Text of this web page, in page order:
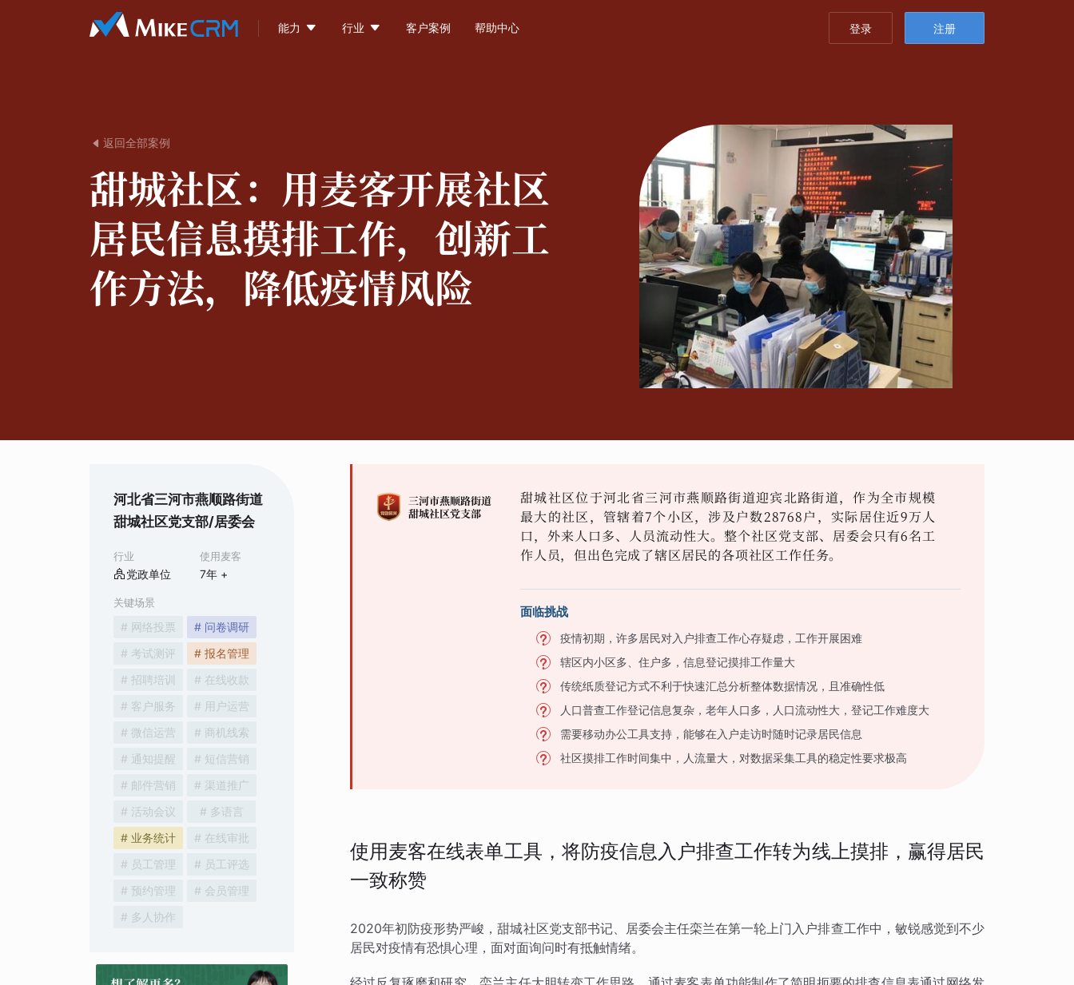
能力  行业  客户案例 帮助中心 登录 注册
 返回全部案例
甜城社区： 用麦客开展社区
居民信息摸排工作，创新工
作方法，降低疫情风险
河北省三河市燕顺路街道
甜城社区党支部/居委会
行业
党政单位
使用麦客
7年 +
关键场景
# 网络投票
# 问卷调研
# 考试测评
# 报名管理
# 招聘培训
# 在线收款
# 客户服务
# 用户运营
# 微信运营
# 商机线索
# 通知提醒
# 短信营销
# 邮件营销
# 渠道推广
# 活动会议
# 多语言
# 业务统计
# 在线审批
# 员工管理
# 员工评选
# 预约管理
# 会员管理
# 多人协作
甜城社区位于河北省三河市燕顺路街道迎宾北路街道，作为全市规模
最大的社区，管辖着7个小区，涉及户数28768户，实际居住近9万人
口，外来人口多、人员流动性大。整个社区党支部、居委会只有6名工
作人员，但出色完成了辖区居民的各项社区工作任务。
面临挑战
疫情初期，许多居民对入户排查工作心存疑虑，工作开展困难
辖区内小区多、住户多，信息登记摸排工作量大
传统纸质登记方式不利于快速汇总分析整体数据情况，且准确性低
人口普查工作登记信息复杂，老年人口多，人口流动性大，登记工作难度大
需要移动办公工具支持，能够在入户走访时随时记录居民信息
社区摸排工作时间集中，人流量大，对数据采集工具的稳定性要求极高
使用麦客在线表单工具，将防疫信息入户排查工作转为线上摸排，赢得居民
一致称赞
2020年初防疫形势严峻，甜城社区党支部书记、居委会主任栾兰在第一轮上门入户排查工作中，敏锐感觉到不少
居民对疫情有恐惧心理，面对面询问时有抵触情绪。